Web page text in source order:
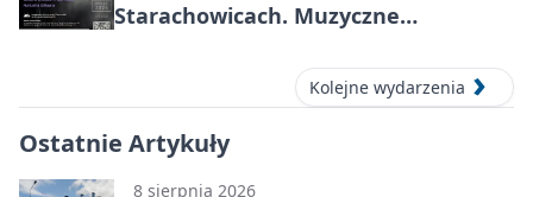
Starachowicach. Muzyczne
blues w zabytkowej hucieKolejne wydarzenia
Ostatnie Artykuły
8 sierpnia 2026